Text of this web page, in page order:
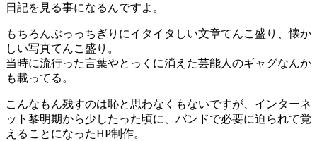
日記を見る事になるんですよ。
もちろんぶっっちぎりにイタイタしい文章てんこ盛り、懐か
しい写真てんこ盛り。
当時に流行った言葉やとっくに消えた芸能人のギャグなんか
も載ってる。
こんなもん残すのは恥と思わなくもないですが、インターネ
ット黎明期から少したった頃に、バンドで必要に迫られて覚
えることになったHP制作。